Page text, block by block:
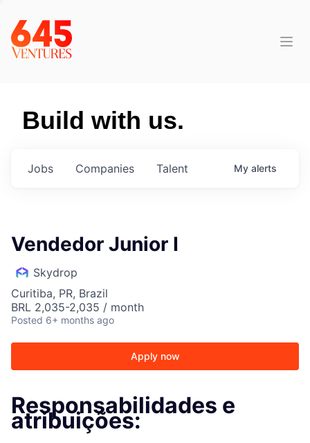
Build with us.
Jobs Companies Talent My alerts
Vendedor Junior I
Skydrop
Curitiba, PR, Brazil
BRL 2,035-2,035 / month
Posted 6+ months ago
Apply now
Responsabilidades e
atribuições: